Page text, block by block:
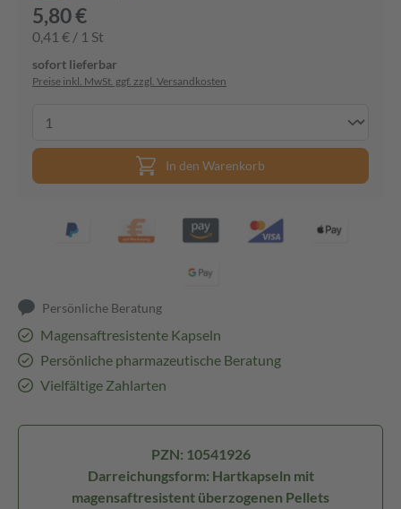
5,80 €
0,41 € / 1 St
sofort lieferbar
Preise inkl. MwSt. ggf. zzgl. Versandkosten
In den Warenkorb
Persönliche Beratung
Magensaftresistente Kapseln
Persönliche pharmazeutische Beratung
Vielfältige Zahlarten
PZN: 10541926
Darreichungsform: Hartkapseln mit
magensaftresistent überzogenen Pellets